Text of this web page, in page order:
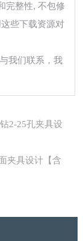
完整性, 不包修
些下载资源对
我们联系，我
2-25孔夹具设
夹具设计【含